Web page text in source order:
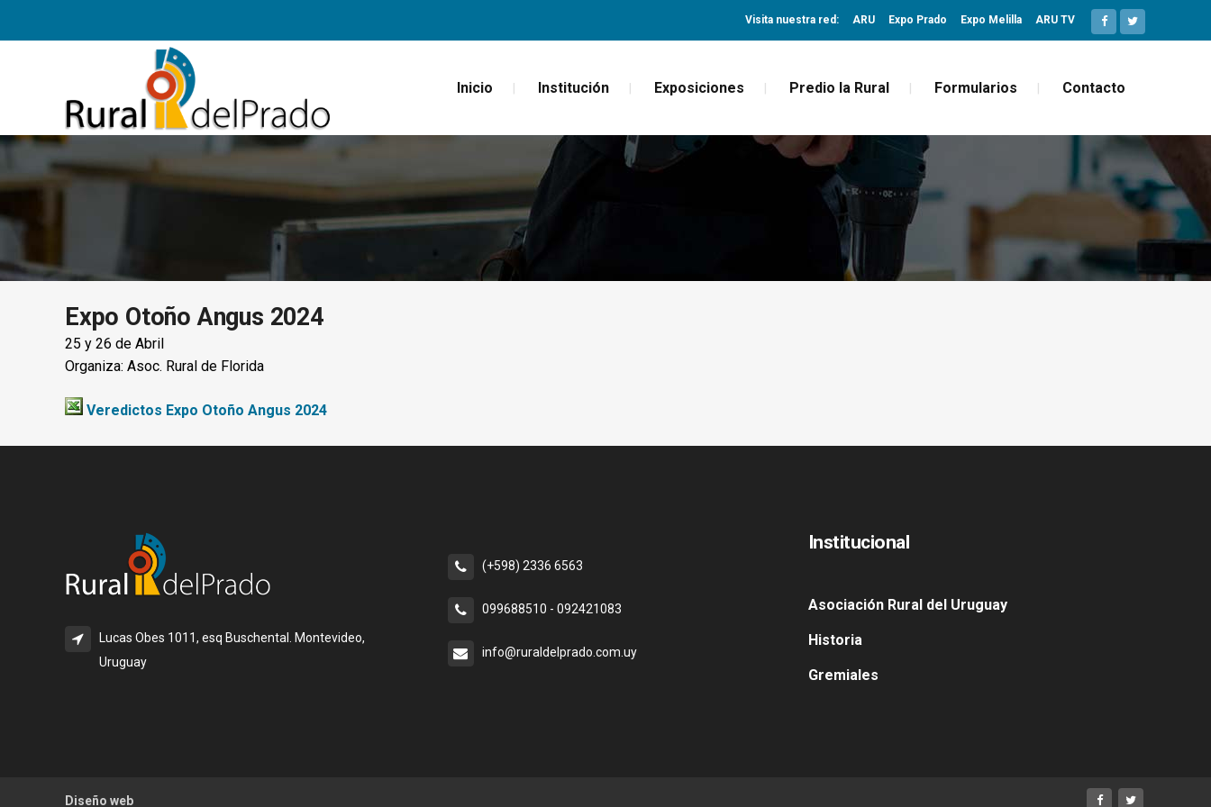
Visita nuestra red: ARU Expo Prado Expo Melilla ARU TV
Inicio Institución Exposiciones Predio la Rural Formularios Contacto
Expo Otoño Angus 2024
25 y 26 de Abril
Organiza: Asoc. Rural de Florida
Veredictos Expo Otoño Angus 2024
Lucas Obes 1011, esq Buschental. Montevideo,
Uruguay
(+598) 2336 6563
099688510 - 092421083
info@ruraldelprado.com.uy
Institucional
Asociación Rural del Uruguay
Historia
Gremiales
Diseño web